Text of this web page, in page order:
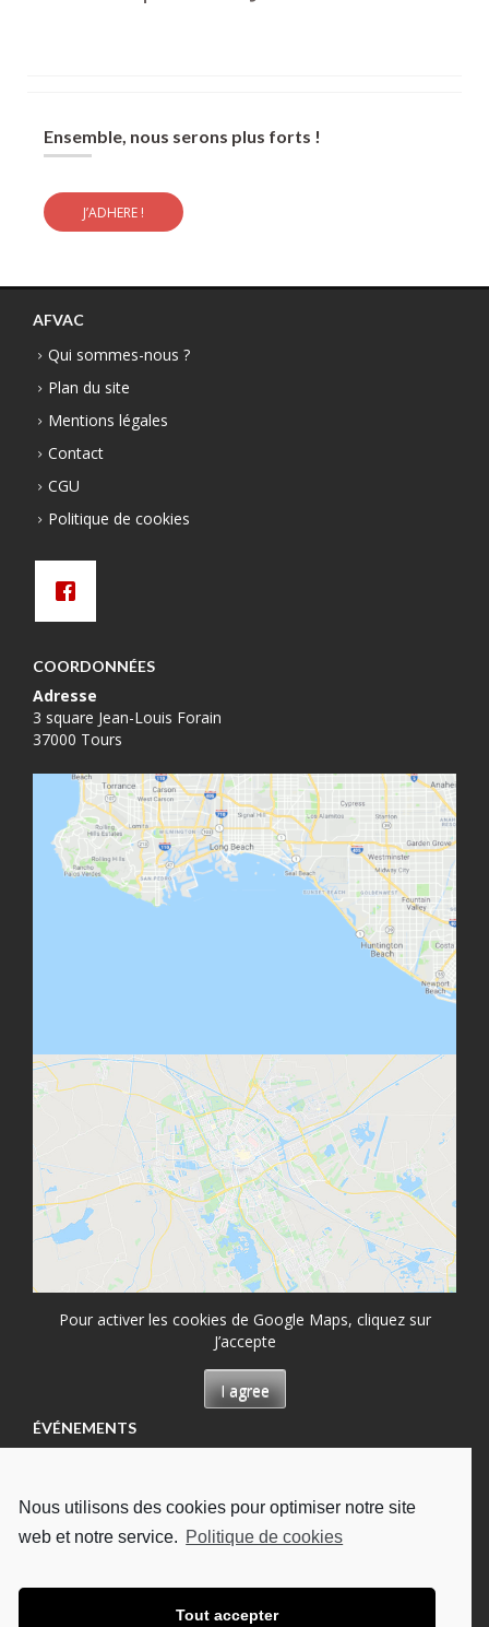
Nous utilisons des cookies pour optimiser notre site
web et notre service. Politique de cookies
Tout accepter
Ensemble, nous serons plus forts !
J’ADHERE !
AFVAC
Qui sommes-nous ?
Plan du site
Mentions légales
Contact
CGU
Politique de cookies
COORDONNÉES
Adresse
3 square Jean-Louis Forain
37000 Tours
Pour activer les cookies de Google Maps, cliquez sur
J’accepte
I agree
ÉVÉNEMENTS
13/08/2026
Permanence à Tours, Hôpital Bretonneau
Permanence à Tours, à l'UDAF